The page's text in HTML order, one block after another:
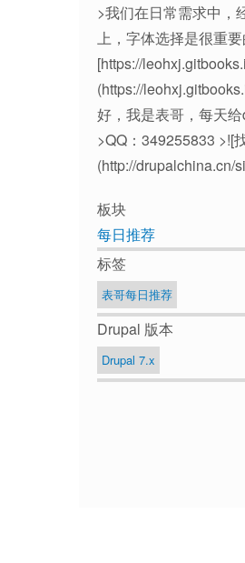
>我们在日常需求中，
上，字体选择是很重
[https://
(https://
好，我是表哥，每天
>QQ：349255833 >![
(http://drupalchina.cn/
板块
每日推荐
标签
表哥每日推荐
Drupal 版本
Drupal 7.x